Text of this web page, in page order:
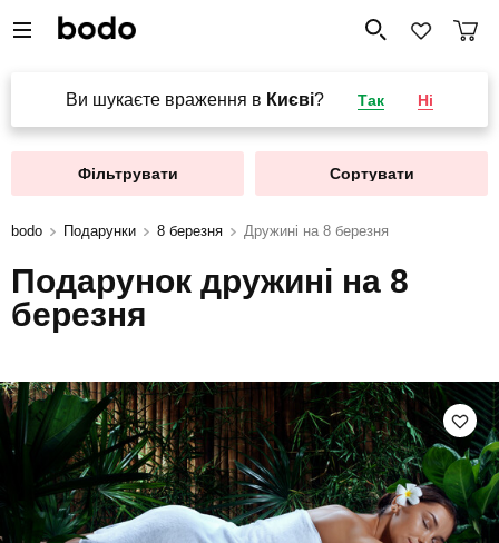
Ви шукаєте враження в Києві? Так Ні
Фільтрувати Сортувати
bodo Подарунки 8 березня Дружині на 8 березня
Подарунок дружині на 8
березня